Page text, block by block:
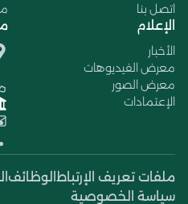
اتصل بنا
الإعلام
الأخبار
معرض الفيديوهات
معرض الصور
الإعتمادات
ملفات تعريف الإرتباط الوظائف
سياسة الخصوصية